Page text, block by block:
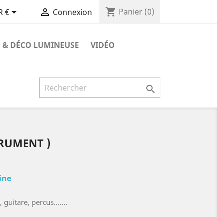
€  Connexion shopping_cart Panier (0)
DÉCO LUMINEUSE
VIDÉO

)
percus.......